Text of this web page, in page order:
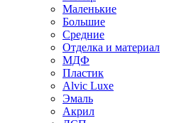
Маленькие
Большие
Средние
Отделка и материал
МДФ
Пластик
Alvic Luxe
Эмаль
Акрил